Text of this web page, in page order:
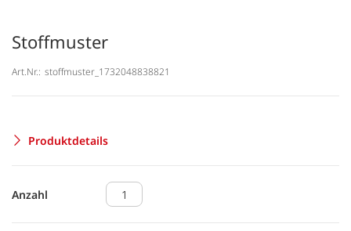
Stoffmuster
Art.Nr.: stoffmuster_1732048838821
Produktdetails
Anzahl